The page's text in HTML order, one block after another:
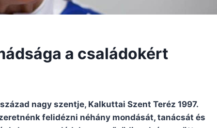
a családokért
nagy szentje, Kalkuttai Szent Teréz 1997.
felidézni néhány mondását, tanácsát és